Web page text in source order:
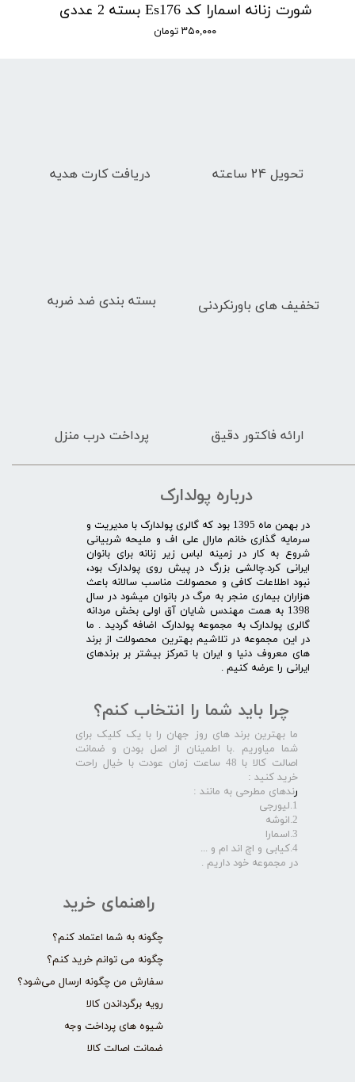
شورت زنانه اسمارا کد Es176 بسته 2 عددی
۳۵۰,۰۰۰ تومان
تحویل 24 ساعته دریافت کارت هدیه
تخفیف های باورنکردنی بسته بندی ضد ضربه
ارائه فاکتور دقیق پرداخت درب منزل
درباره پولدارک
در بهمن ماه 1395 بود که گالری پولدارک با مدیریت و
سرمایه گذاری خانم مارال علی اف و ملیحه شربیانی
شروع به کار در زمینه لباس زیر زنانه برای بانوان
ایرانی کرد.چالشی بزرگ در پیش روی پولدارک بود،
نبود اطلاعات کافی و محصولات مناسب سالانه باعث
هزاران بیماری منجر به مرگ در بانوان میشود در سال
1398 به همت مهندس شایان آق اولی بخش مردانه
گالری پولدارک به مجموعه پولدارک اضافه گردید . ما
در این مجموعه در تلاشیم بهترین محصولات از برند
های معروف دنیا و ایران با تمرکز بیشتر بر برندهای
ایرانی را عرضه کنیم .​​​​​​​
راهنمای خرید
چگونه به شما اعتماد کنم؟
چگونه می توانم خرید کنم؟
سفارش من چگونه ارسال می‌شود؟
رویه برگرداندن کالا
شیوه های پرداخت وجه
ضمانت اصالت کالا
چرا باید شما را انتخاب کنم؟
ما بهترین برند های روز جهان را با یک کلیک برای
شما میاوریم .با اطمینان از اصل بودن و ضمانت
اصالت کالا با 48 ساعت زمان عودت با خیال راحت
خرید کنید :
رندهای مطرحی به مانند :
1.لیورجی
2.انوشه
3.اسمارا
4.کیابی و اچ اند ام و ...
در مجموعه خود داریم .​​​​​​​